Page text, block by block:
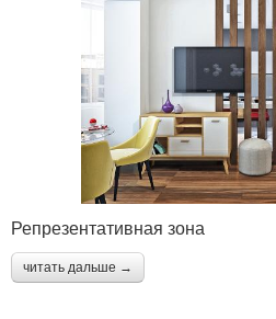
Репрезентативная зона
читать дальше →